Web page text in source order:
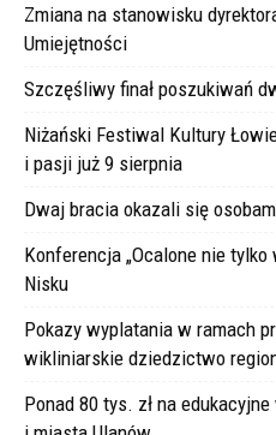
Zmiana na stanowisku
Umiejętności
Szczęśliwy finał poszukiwań
Niżański Festiwal Kultury
i pasji już 9 sierpnia
Dwaj bracia okazali się
Konferencja „Ocalone nie
Nisku
Pokazy wyplatania w ramach
wikliniarskie dziedzictwo
Ponad 80 tys. zł na